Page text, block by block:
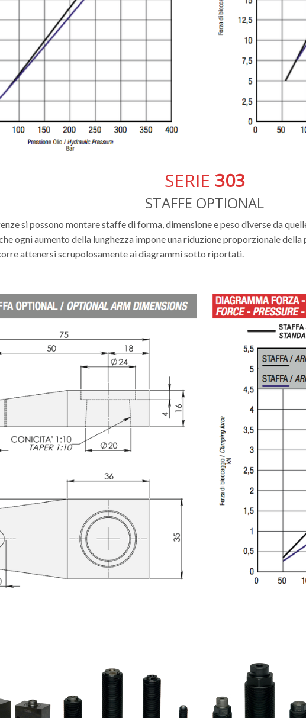
SERIE 303
STAFFE OPTIONAL
si possono montare staffe di forma, dimensione e peso diverse da
ogni aumento della lunghezza impone una riduzione proporzionale
attenersi scrupolosamente ai diagrammi sotto riportati.